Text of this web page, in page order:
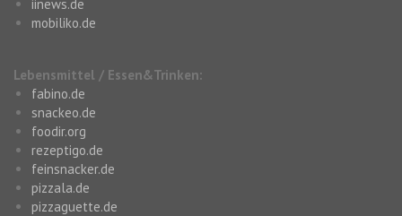
iinews.de
mobiliko.de
Lebensmittel / Essen&Trinken:
fabino.de
snackeo.de
foodir.org
rezeptigo.de
feinsnacker.de
pizzala.de
pizzaguette.de